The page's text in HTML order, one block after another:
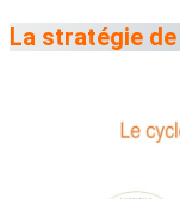
La stratégie de